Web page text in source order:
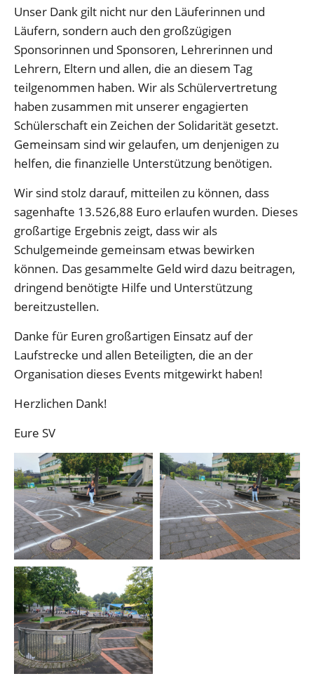
Unser Dank gilt nicht nur den Läuferinnen und
Läufern, sondern auch den großzügigen
Sponsorinnen und Sponsoren, Lehrerinnen und
Lehrern, Eltern und allen, die an diesem Tag
teilgenommen haben. Wir als Schülervertretung
haben zusammen mit unserer engagierten
Schülerschaft ein Zeichen der Solidarität gesetzt.
Gemeinsam sind wir gelaufen, um denjenigen zu
helfen, die finanzielle Unterstützung benötigen.
Wir sind stolz darauf, mitteilen zu können, dass
sagenhafte 13.526,88 Euro erlaufen wurden. Dieses
großartige Ergebnis zeigt, dass wir als
Schulgemeinde gemeinsam etwas bewirken
können. Das gesammelte Geld wird dazu beitragen,
dringend benötigte Hilfe und Unterstützung
bereitzustellen.
Danke für Euren großartigen Einsatz auf der
Laufstrecke und allen Beteiligten, die an der
Organisation dieses Events mitgewirkt haben!
Herzlichen Dank!
Eure SV